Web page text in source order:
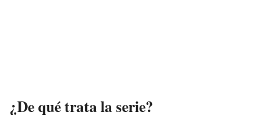
¿De qué trata la serie?